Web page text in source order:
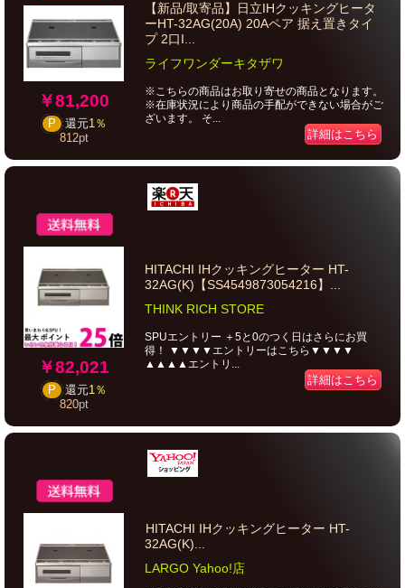
￥81,200
P 還元1％
812pt
【新品/取寄品】日立IHクッキングヒータ
ーHT-32AG(20A) 20Aペア 据え置きタイ
プ 2口I...
ライフワンダーキタザワ
※こちらの商品はお取り寄せの商品となります。
※在庫状況により商品の手配ができない場合がご
ざいます。 そ...
詳細はこちら
￥82,021
P 還元1％
820pt
HITACHI IHクッキングヒーター HT-
32AG(K)【SS4549873054216】...
THINK RICH STORE
SPUエントリー ＋5と0のつく日はさらにお買
得！ ▼▼▼▼エントリーはこちら▼▼▼▼
▲▲▲▲エントリ...
詳細はこちら
HITACHI IHクッキングヒーター HT-
32AG(K)...
LARGO Yahoo!店